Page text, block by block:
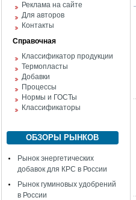
Реклама на сайте
Для авторов
Контакты
Справочная
Классификатор продукции
Термопласты
Добавки
Процессы
Нормы и ГОСТы
Классификаторы
ОБЗОРЫ РЫНКОВ
Рынок энергетических
добавок для КРС в России
Рынок гуминовых удобрений
в России